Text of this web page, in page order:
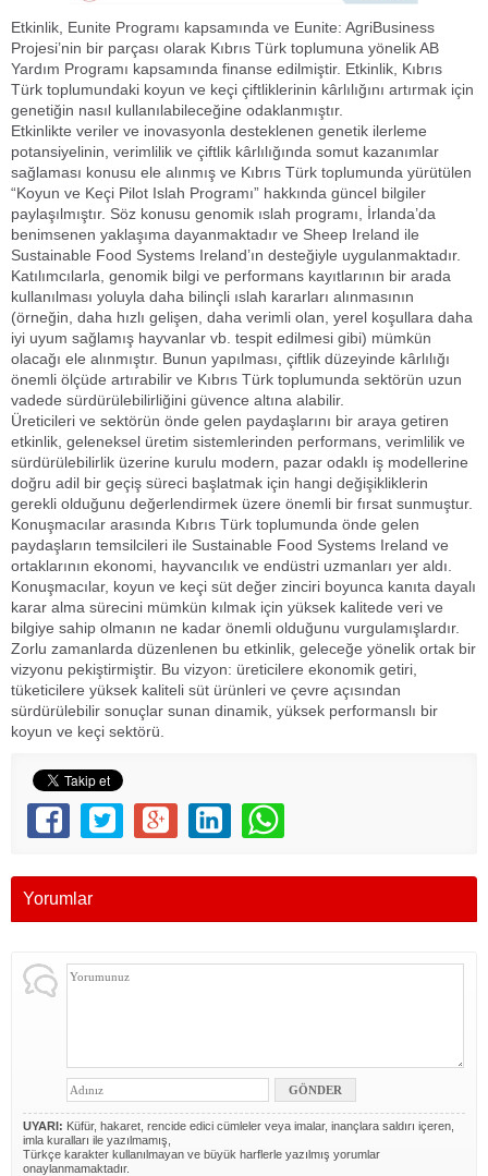
Etkinlik, Eunite Programı kapsamında ve Eunite: AgriBusiness
Projesi’nin bir parçası olarak Kıbrıs Türk toplumuna yönelik AB
Yardım Programı kapsamında finanse edilmiştir. Etkinlik, Kıbrıs
Türk toplumundaki koyun ve keçi çiftliklerinin kârlılığını artırmak için
genetiğin nasıl kullanılabileceğine odaklanmıştır.
Etkinlikte veriler ve inovasyonla desteklenen genetik ilerleme
potansiyelinin, verimlilik ve çiftlik kârlılığında somut kazanımlar
sağlaması konusu ele alınmış ve Kıbrıs Türk toplumunda yürütülen
“Koyun ve Keçi Pilot Islah Programı” hakkında güncel bilgiler
paylaşılmıştır. Söz konusu genomik ıslah programı, İrlanda’da
benimsenen yaklaşıma dayanmaktadır ve Sheep Ireland ile
Sustainable Food Systems Ireland’ın desteğiyle uygulanmaktadır.
Katılımcılarla, genomik bilgi ve performans kayıtlarının bir arada
kullanılması yoluyla daha bilinçli ıslah kararları alınmasının
(örneğin, daha hızlı gelişen, daha verimli olan, yerel koşullara daha
iyi uyum sağlamış hayvanlar vb. tespit edilmesi gibi) mümkün
olacağı ele alınmıştır. Bunun yapılması, çiftlik düzeyinde kârlılığı
önemli ölçüde artırabilir ve Kıbrıs Türk toplumunda sektörün uzun
vadede sürdürülebilirliğini güvence altına alabilir.
Üreticileri ve sektörün önde gelen paydaşlarını bir araya getiren
etkinlik, geleneksel üretim sistemlerinden performans, verimlilik ve
sürdürülebilirlik üzerine kurulu modern, pazar odaklı iş modellerine
doğru adil bir geçiş süreci başlatmak için hangi değişikliklerin
gerekli olduğunu değerlendirmek üzere önemli bir fırsat sunmuştur.
Konuşmacılar arasında Kıbrıs Türk toplumunda önde gelen
paydaşların temsilcileri ile Sustainable Food Systems Ireland ve
ortaklarının ekonomi, hayvancılık ve endüstri uzmanları yer aldı.
Konuşmacılar, koyun ve keçi süt değer zinciri boyunca kanıta dayalı
karar alma sürecini mümkün kılmak için yüksek kalitede veri ve
bilgiye sahip olmanın ne kadar önemli olduğunu vurgulamışlardır.
Zorlu zamanlarda düzenlenen bu etkinlik, geleceğe yönelik ortak bir
vizyonu pekiştirmiştir. Bu vizyon: üreticilere ekonomik getiri,
tüketicilere yüksek kaliteli süt ürünleri ve çevre açısından
sürdürülebilir sonuçlar sunan dinamik, yüksek performanslı bir
koyun ve keçi sektörü.
Yorumlar
UYARI: Küfür, hakaret, rencide edici cümleler veya imalar, inançlara saldırı içeren,
imla kuralları ile yazılmamış,
Türkçe karakter kullanılmayan ve büyük harflerle yazılmış yorumlar
onaylanmamaktadır.